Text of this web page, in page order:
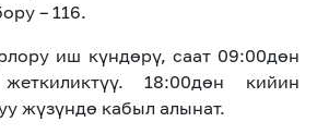
– 116.
иш күндөрү, саат 09:00дөн
18:00дөн кийин
жүзүндө кабыл алынат.